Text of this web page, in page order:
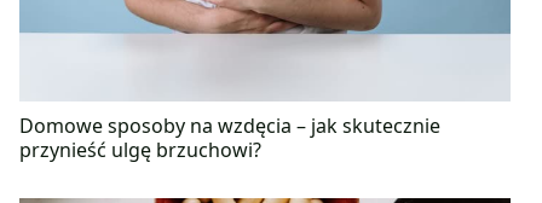
Domowe sposoby na wzdęcia – jak skutecznie
przynieść ulgę brzuchowi?